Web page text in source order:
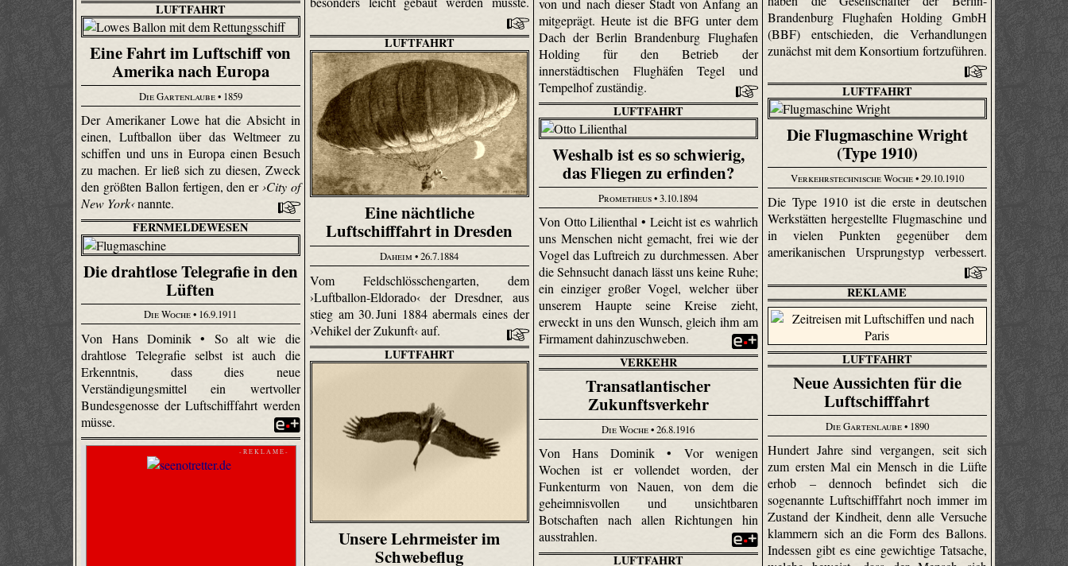
von und nach dieser Stadt von Anfang an
mitgeprägt. Heute ist die BFG unter dem
Dach der Berlin Brandenburg Flughafen
Holding für den Betrieb der
innerstädtischen Flughäfen Tegel und
Tempelhof zuständig.
Brandenburg Flughafen Holding GmbH
(BBF) entschieden, die Verhandlungen
zunächst mit dem Konsortium fortzuführen.
LUFTFAHRT
Eine Fahrt im Luftschiff von
Amerika nach Europa
Die Gartenlaube• 1859
Der Amerikaner Lowe hat die Absicht in
einen, Luftballon über das Weltmeer zu
schiffen und uns in Europa einen Besuch
zu machen. Er ließ sich zu diesen, Zweck
den größten Ballon fertigen, den er›City of
New York‹nannte.
LUFTFAHRT
Eine nächtliche
Luftschifffahrt in Dresden
Daheim• 26.7.1884
Vom Feld­schlösschen­garten, dem
›Luftballon-Eldorado‹ der Dresdner, aus
stieg am 30. Juni 1884 abermals eines der
›Vehikel der Zukunft‹ auf.
LUFTFAHRT
Die Flugmaschine Wright
(Type 1910)
Verkehrstechnische Woche• 29.10.1910
Die Type 1910 ist die erste in deutschen
Werkstätten hergestellte Flugmaschine und
in vielen Punkten gegenüber dem
amerikanischen Ursprungstyp verbessert.
LUFTFAHRT
Weshalb ist es so schwierig,
das Fliegen zu erfinden?
Prometheus• 3.10.1894
Von Otto Lilienthal • Leicht ist es wahrlich
uns Menschen nicht gemacht, frei wie der
Vogel das Luftreich zu durchmessen. Aber
die Sehnsucht danach lässt uns keine Ruhe;
ein einziger großer Vogel, welcher über
unserem Haupte seine Kreise zieht,
erweckt in uns den Wunsch, gleich ihm am
Firmament dahin­zuschweben.
FERNMELDEWESEN
Die drahtlose Telegrafie in den
Lüften
Die Woche• 16.9.1911
Von Hans Dominik • So alt wie die
drahtlose Telegrafie selbst ist auch die
Erkenntnis, dass dies neue
Verständigungsmittel ein wertvoller
Bundesgenosse der Luftschifffahrt werden
müsse.
REKLAME
LUFTFAHRT
Neue Aussichten für die
Luftschifffahrt
Die Gartenlaube• 1890
Hundert Jahre sind vergangen, seit sich
zum ersten Mal ein Mensch in die Lüfte
erhob – dennoch befindet sich die
sogenannte Luftschifffahrt noch immer im
Zustand der Kindheit, denn alle Versuche
klammern sich an die Form des Ballons.
Indessen gibt es eine gewichtige Tatsache,
LUFTFAHRT
Unsere Lehrmeister im
Schwebeflug
VERKEHR
Transatlantischer
Zukunftsverkehr
Die Woche• 26.8.1916
Von Hans Dominik • Vor wenigen
Wochen ist er vollendet worden, der
Funkenturm von Nauen, von dem die
geheimnisvollen und unsichtbaren
Botschaften nach allen Richtungen hin
ausstrahlen.
- R E K L A M E -
LUFTFAHRT